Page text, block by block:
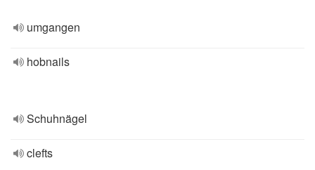
umgangen
hobnails
Schuhnägel
clefts